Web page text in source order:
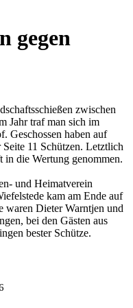
gegen
zwischen
Jahr traf man sich im
Geschossen haben auf
11 Schützen. Letztlich
in die Wertung genommen.
und Heimatverein
kam am Ende auf
waren Dieter Warntjen und
bei den Gästen aus
bester Schütze.